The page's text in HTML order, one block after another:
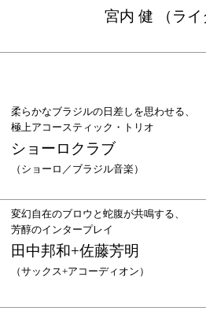
宮内 健 （ラ
柔らかなブラジルの日差しを思わせる、
極上アコースティック・トリオ
ショーロクラブ
（ショーロ／ブラジル音楽）
変幻自在のブロウと蛇腹が共鳴する、
芳醇のインタープレイ
田中邦和+佐藤芳明
（サックス+アコーディオン）